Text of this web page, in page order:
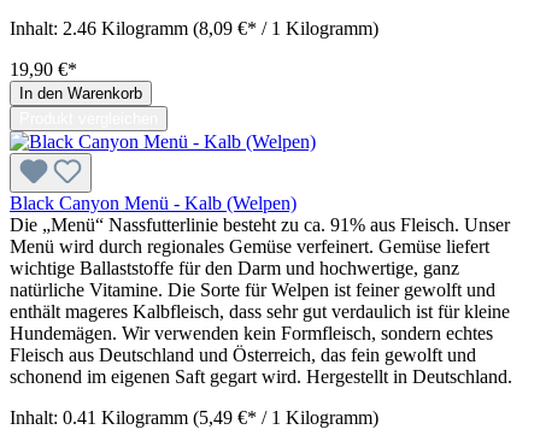
Inhalt: 2.46 Kilogramm (8,09 €* / 1 Kilogramm)
19,90 €*
In den Warenkorb
Black Canyon Menü - Kalb (Welpen)
Die „Menü“ Nassfutterlinie besteht zu ca. 91% aus Fleisch. Unser
Menü wird durch regionales Gemüse verfeinert. Gemüse liefert
wichtige Ballaststoffe für den Darm und hochwertige, ganz
natürliche Vitamine. Die Sorte für Welpen ist feiner gewolft und
enthält mageres Kalbfleisch, dass sehr gut verdaulich ist für kleine
Hundemägen. Wir verwenden kein Formfleisch, sondern echtes
Fleisch aus Deutschland und Österreich, das fein gewolft und
schonend im eigenen Saft gegart wird. Hergestellt in Deutschland.
Inhalt: 0.41 Kilogramm (5,49 €* / 1 Kilogramm)